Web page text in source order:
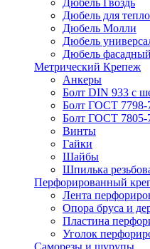
Дюбель Гвоздь
Дюбель для
Дюбель Молли
Дюбель
Дюбель фасадный
Метрический Крепеж
Анкеры
Болт DIN 933 с
Болт ГОСТ 7798-
Болт ГОСТ 7805-
Винты
Гайки
Шайбы
Шпилька
Перфорированный
Лента
Опора бруса и
Пластина
Уголок
Саморезы и шурупы